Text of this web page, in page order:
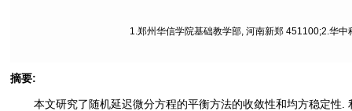
1.郑州华信学院基础教学部, 河南新郑 451100;2.华
摘要:
本文研究了随机延迟微分方程的平衡方法的收敛性和均方稳定性